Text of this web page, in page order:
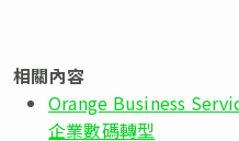
相關內容
Orange Business
企業數碼轉型